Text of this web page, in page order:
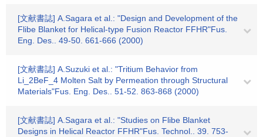
[文献書誌] A.Sagara et al.: "Design and Development of the
Flibe Blanket for Helical-type Fusion Reactor FFHR"Fus.
Eng. Des.. 49-50. 661-666 (2000)
[文献書誌] A.Suzuki et al.: "Tritium Behavior from
Li_2BeF_4 Molten Salt by Permeation through Structural
Materials"Fus. Eng. Des.. 51-52. 863-868 (2000)
[文献書誌] A.Sagara et al.: "Studies on Flibe Blanket
Designs in Helical Reactor FFHR"Fus. Technol.. 39. 753-